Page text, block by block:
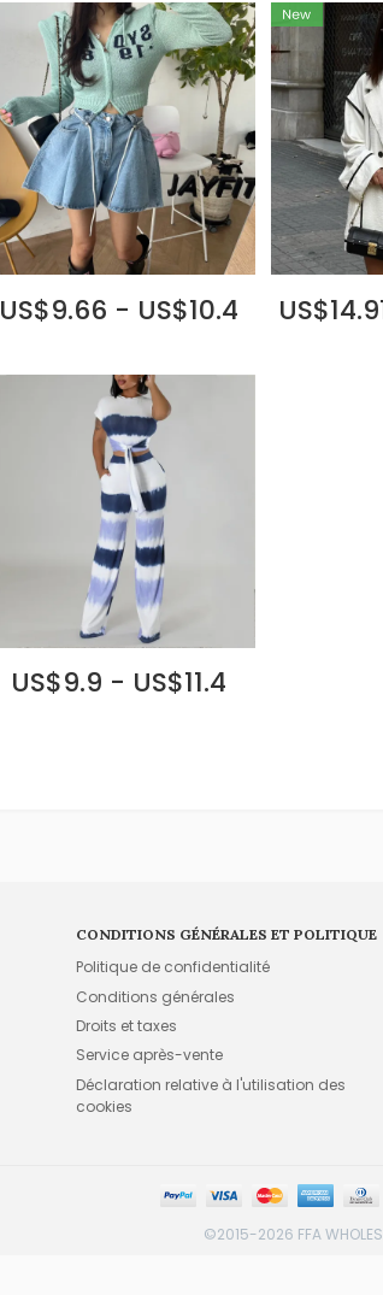
US$9.66 - US$10.4
US$9.9 - US$11.4
CONDITIONS GÉNÉRALES ET POLITIQUE
Politique de confidentialité
Conditions générales
Droits et taxes
Service après-vente
Déclaration relative à l'utilisation des
cookies
©2015-2026 FFA